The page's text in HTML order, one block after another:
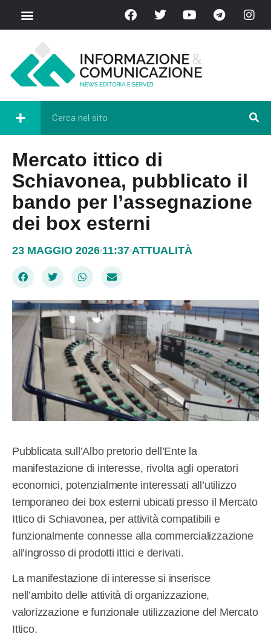
Mercato ittico di
Schiavonea, pubblicato il
bando per l’assegnazione
dei box esterni
23 MAGGIO 2026 11:37 ATTUALITÀ
Pubblicata sull’Albo pretorio dell’Ente la
manifestazione di interesse, rivolta agli operatori
economici, potenzialmente interessati all’utilizzo
temporaneo dei box esterni ubicati presso il Mercato
Ittico di Schiavonea, per attività compatibili e
funzionalmente connesse alla commercializzazione
all’ingrosso di prodotti ittici e derivati.
La manifestazione di interesse si inserisce
nell’ambito delle attività di organizzazione,
valorizzazione e funzionale utilizzazione del Mercato
Ittico.